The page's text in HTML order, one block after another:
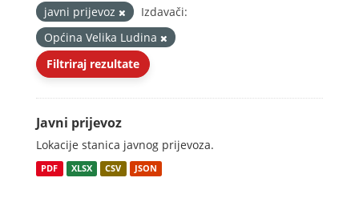
javni prijevoz
Izdavači:
Općina Velika Ludina
Filtriraj rezultate
Javni prijevoz
Lokacije stanica javnog prijevoza.
PDF XLSX CSV JSON